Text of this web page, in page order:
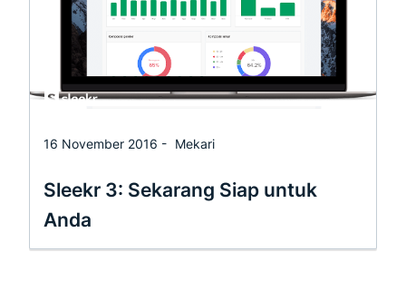
16 November 2016 - Mekari
Sleekr 3: Sekarang Siap untuk
Anda